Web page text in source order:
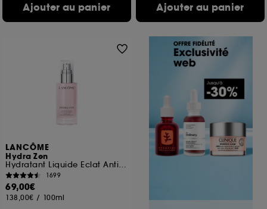
Ajouter au panier Ajouter au panier
LANCÔME
Hydra Zen
Hydratant Liquide Eclat Anti-stress
1699
69,00€
138,00€ / 100ml